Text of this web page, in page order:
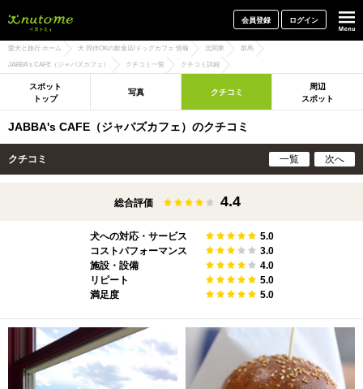
会員登録 ログイン
愛犬と旅行 ホーム 犬 同伴OKの飲食店/ドッグカフェ 情報 北関東 群馬
JABBA's CAFE（ジャバズカフェ） クチコミ一覧 クチコミ詳細
スポット
トップ
写真 クチコミ
周辺
スポット
JABBA's CAFE（ジャバズカフェ）のクチコミ
クチコミ 一覧 次へ
総合評価 4.4
犬への対応・サービス
5.0
コストパフォーマンス
3.0
施設・設備
4.0
リピート
5.0
満足度
5.0